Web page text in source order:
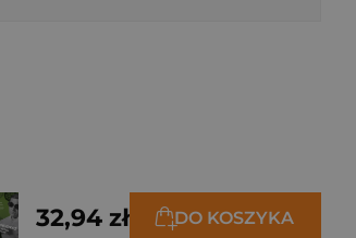
32,94 zł DO KOSZYKA